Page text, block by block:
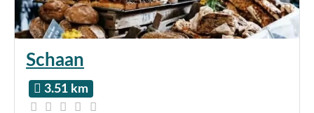
Schaan
3.51 km